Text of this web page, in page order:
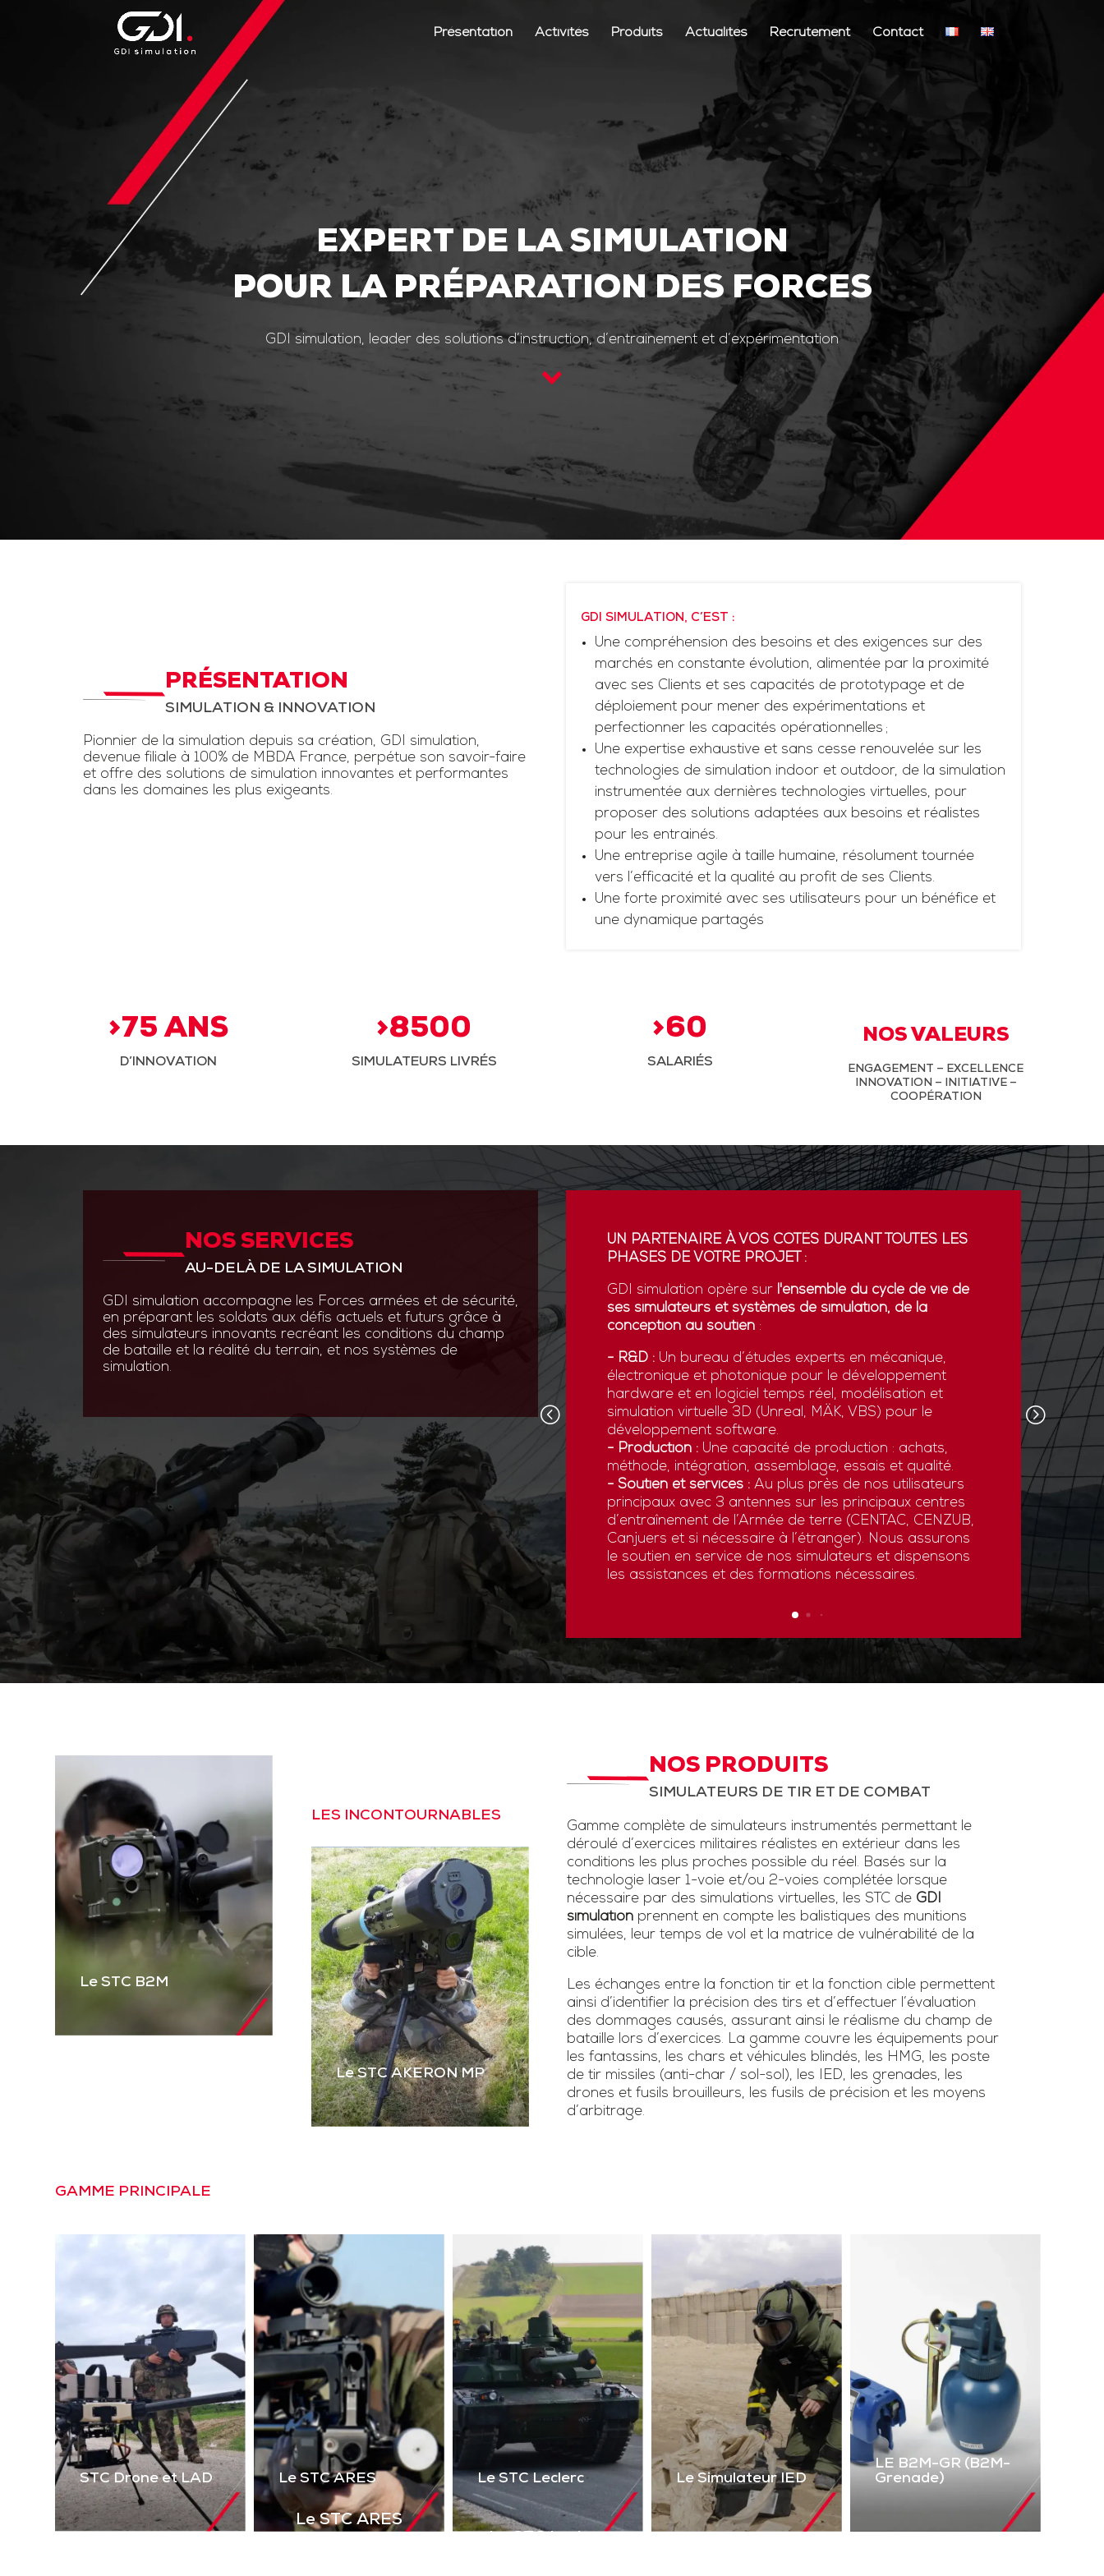
Présentation Activités Produits Actualités Recrutement Contact
EXPERT DE LA SIMULATION
POUR LA PRÉPARATION DES FORCES
GDI simulation, leader des solutions d’instruction, d’entrainement et d’expérimentation
PRÉSENTATION
SIMULATION & INNOVATION
Pionnier de la simulation depuis sa création, GDI simulation,
devenue filiale à 100% de MBDA France, perpétue son savoir-faire
et offre des solutions de simulation innovantes et performantes
dans les domaines les plus exigeants.
GDI SIMULATION, C’EST :
Une compréhension des besoins et des exigences sur des
marchés en constante évolution, alimentée par la proximité
avec ses Clients et ses capacités de prototypage et de
déploiement pour mener des expérimentations et
perfectionner les capacités opérationnelles ;
Une expertise exhaustive et sans cesse renouvelée sur les
technologies de simulation indoor et outdoor, de la simulation
instrumentée aux dernières technologies virtuelles, pour
proposer des solutions adaptées aux besoins et réalistes
pour les entrainés.
Une entreprise agile à taille humaine, résolument tournée
vers l’efficacité et la qualité au profit de ses Clients.
Une forte proximité avec ses utilisateurs pour un bénéfice et
une dynamique partagés
>75 ANS
D’INNOVATION
>8500
SIMULATEURS LIVRÉS
>60
SALARIÉS
NOS VALEURS
ENGAGEMENT – EXCELLENCE
INNOVATION – INITIATIVE –
COOPÉRATION
NOS SERVICES
AU-DELÀ DE LA SIMULATION
GDI simulation accompagne les Forces armées et de sécurité,
en préparant les soldats aux défis actuels et futurs grâce à
des simulateurs innovants recréant les conditions du champ
de bataille et la réalité du terrain, et nos systèmes de
simulation.
ANTICIPER PAR L’INNOVATION
GDI Simulation place l’innovation au cœur de sa R&D
ingénierie système, optronique, micromécanique et
logiciels.
Grâce à des technologies de pointe comme la réalité
aux contraintes du terrain.
UN PARTENAIRE À VOS CÔTÉS DURANT TOUTES LES
PHASES DE VOTRE PROJET :
GDI simulation opère sur l'ensemble du cycle de vie de
ses simulateurs et systèmes de simulation, de la
conception au soutien :
- R&D : Un bureau d’études experts en mécanique,
électronique et photonique pour le développement
hardware et en logiciel temps réel, modélisation et
simulation virtuelle 3D (Unreal, MÄK, VBS) pour le
développement software.
- Production : Une capacité de production : achats,
méthode, intégration, assemblage, essais et qualité.
- Soutien et services : Au plus près de nos utilisateurs
principaux avec 3 antennes sur les principaux centres
d’entraînement de l’Armée de terre (CENTAC, CENZUB,
Canjuers et si nécessaire à l’étranger). Nous assurons
le soutien en service de nos simulateurs et dispensons
les assistances et des formations nécessaires.
GDI
La
l’export.
GDI
son
et des
Le STC B2M
mitrailleuses. Basé sur
LES INCONTOURNABLES
Le STC AKERON MP
virtuelle) du poste de tir
de l’Akeron MP. Permet
le tir en vue directe et
indirecte sur cibles
instrumentées.
Télécharger la
plaquette
NOS PRODUITS
SIMULATEURS DE TIR ET DE COMBAT
Gamme complète de simulateurs instrumentés permettant le
déroulé d’exercices militaires réalistes en extérieur dans les
conditions les plus proches possible du réel. Basés sur la
technologie laser 1-voie et/ou 2-voies complétée lorsque
nécessaire par des simulations virtuelles, les STC de GDI
simulation prennent en compte les balistiques des munitions
simulées, leur temps de vol et la matrice de vulnérabilité de la
cible.
Les échanges entre la fonction tir et la fonction cible permettent
ainsi d’identifier la précision des tirs et d’effectuer l’évaluation
des dommages causés, assurant ainsi le réalisme du champ de
bataille lors d’exercices. La gamme couvre les équipements pour
les fantassins, les chars et véhicules blindés, les HMG, les poste
de tir missiles (anti-char / sol-sol), les IED, les grenades, les
drones et fusils brouilleurs, les fusils de précision et les moyens
d’arbitrage.
GAMME PRINCIPALE
STC Drone et LAD Le STC ARES
Le STC ARES
Le STC Leclerc Le Simulateur IED
LE B2M-GR (B2M-
Grenade)